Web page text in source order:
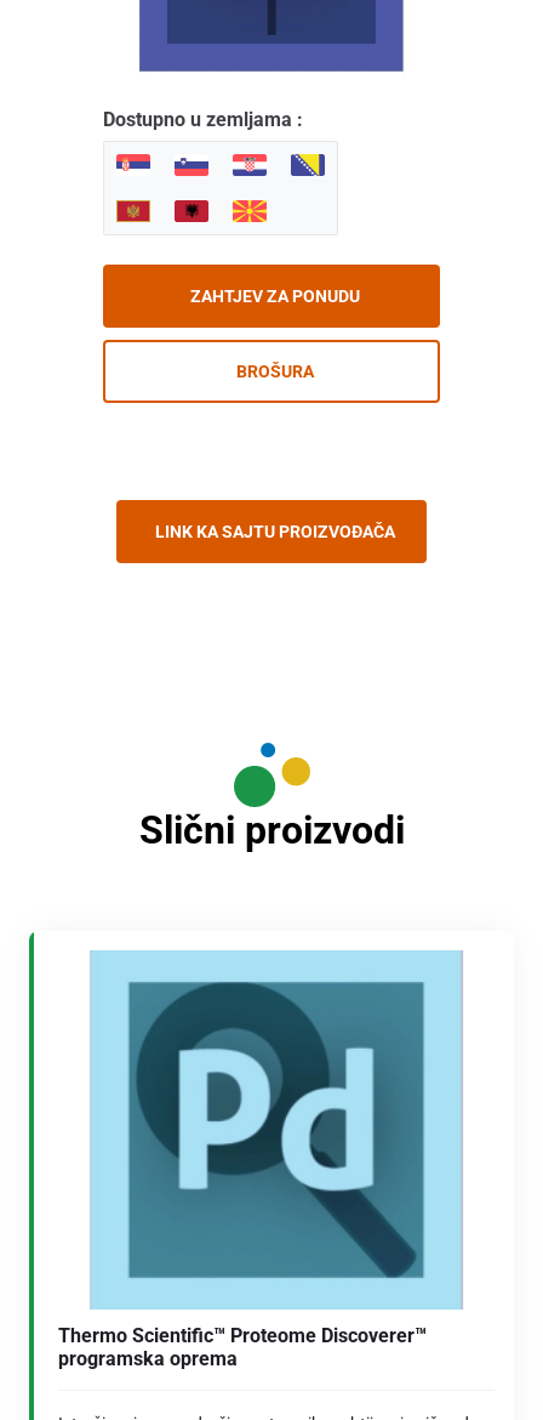
Dostupno u zemljama :
ZAHTJEV ZA PONUDU
BROŠURA
LINK KA SAJTU PROIZVOĐAČA
Slični proizvodi
Thermo Scientific™ Proteome Discoverer™
programska oprema